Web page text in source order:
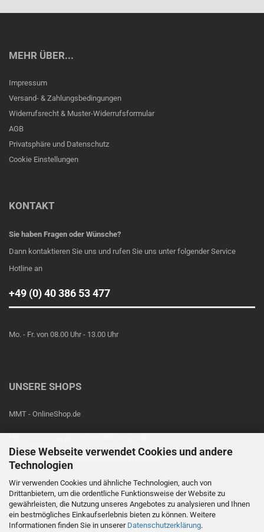
Diese Webseite verwendet Cookies und andere
Technologien
Wir verwenden Cookies und ähnliche Technologien, auch von
Drittanbietern, um die ordentliche Funktionsweise der Website zu
gewährleisten, die Nutzung unseres Angebotes zu analysieren und Ihnen
ein bestmögliches Einkaufserlebnis bieten zu können. Weitere
Informationen finden Sie in unserer Datenschutzerklärung.
MEHR ÜBER...
Impressum
Versand- & Zahlungsbedingungen
Widerrufsrecht & Muster-Widerrufsformular
AGB
Privatsphäre und Datenschutz
Cookie Einstellungen
KONTAKT
Sie haben Fragen oder Wünsche?
Dann kontaktieren Sie uns und rufen Sie uns unter folgender Service
Hotline an
+49 (0) 40 386 53 477
Mo. - Fr. von 08.00 Uhr - 13.00 Uhr
UNSERE SHOPS
MMT - OnlineShop.de
http://www.amazon.de/mmt-industryproducts
Vertrag widerrufen